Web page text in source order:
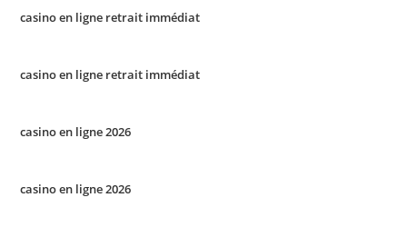
casino en ligne retrait immédiat
casino en ligne retrait immédiat
casino en ligne 2026
casino en ligne 2026